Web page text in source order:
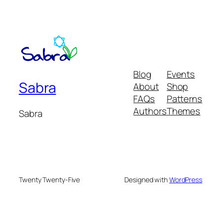
Sabra
Sabra
Blog
About
FAQs
Authors
Events
Shop
Patterns
Themes
Twenty Twenty-Five Designed withWordPress